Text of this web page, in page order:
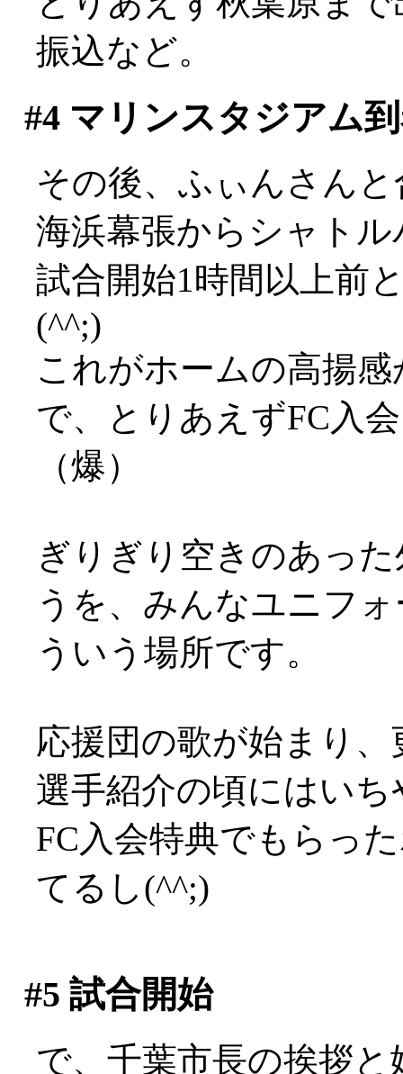
振込など。
#4マリンスタジアム
その後、ふぃんさん
海浜幕張からシャト
試合開始1時間以上前
(^^;)
これがホームの高揚
で、とりあえずFC入
（爆）
ぎりぎり空きのあっ
うを、みんなユニフ
ういう場所です。
応援団の歌が始まり
選手紹介の頃にはい
FC入会特典でもらっ
てるし(^^;)
#5 試合開始
で、千葉市長の挨拶